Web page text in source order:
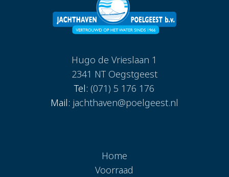
Hugo de Vrieslaan 1
2341 NT Oegstgeest
Tel: (071) 5 176 176
Mail: jachthaven@poelgeest.nl
Home
Voorraad